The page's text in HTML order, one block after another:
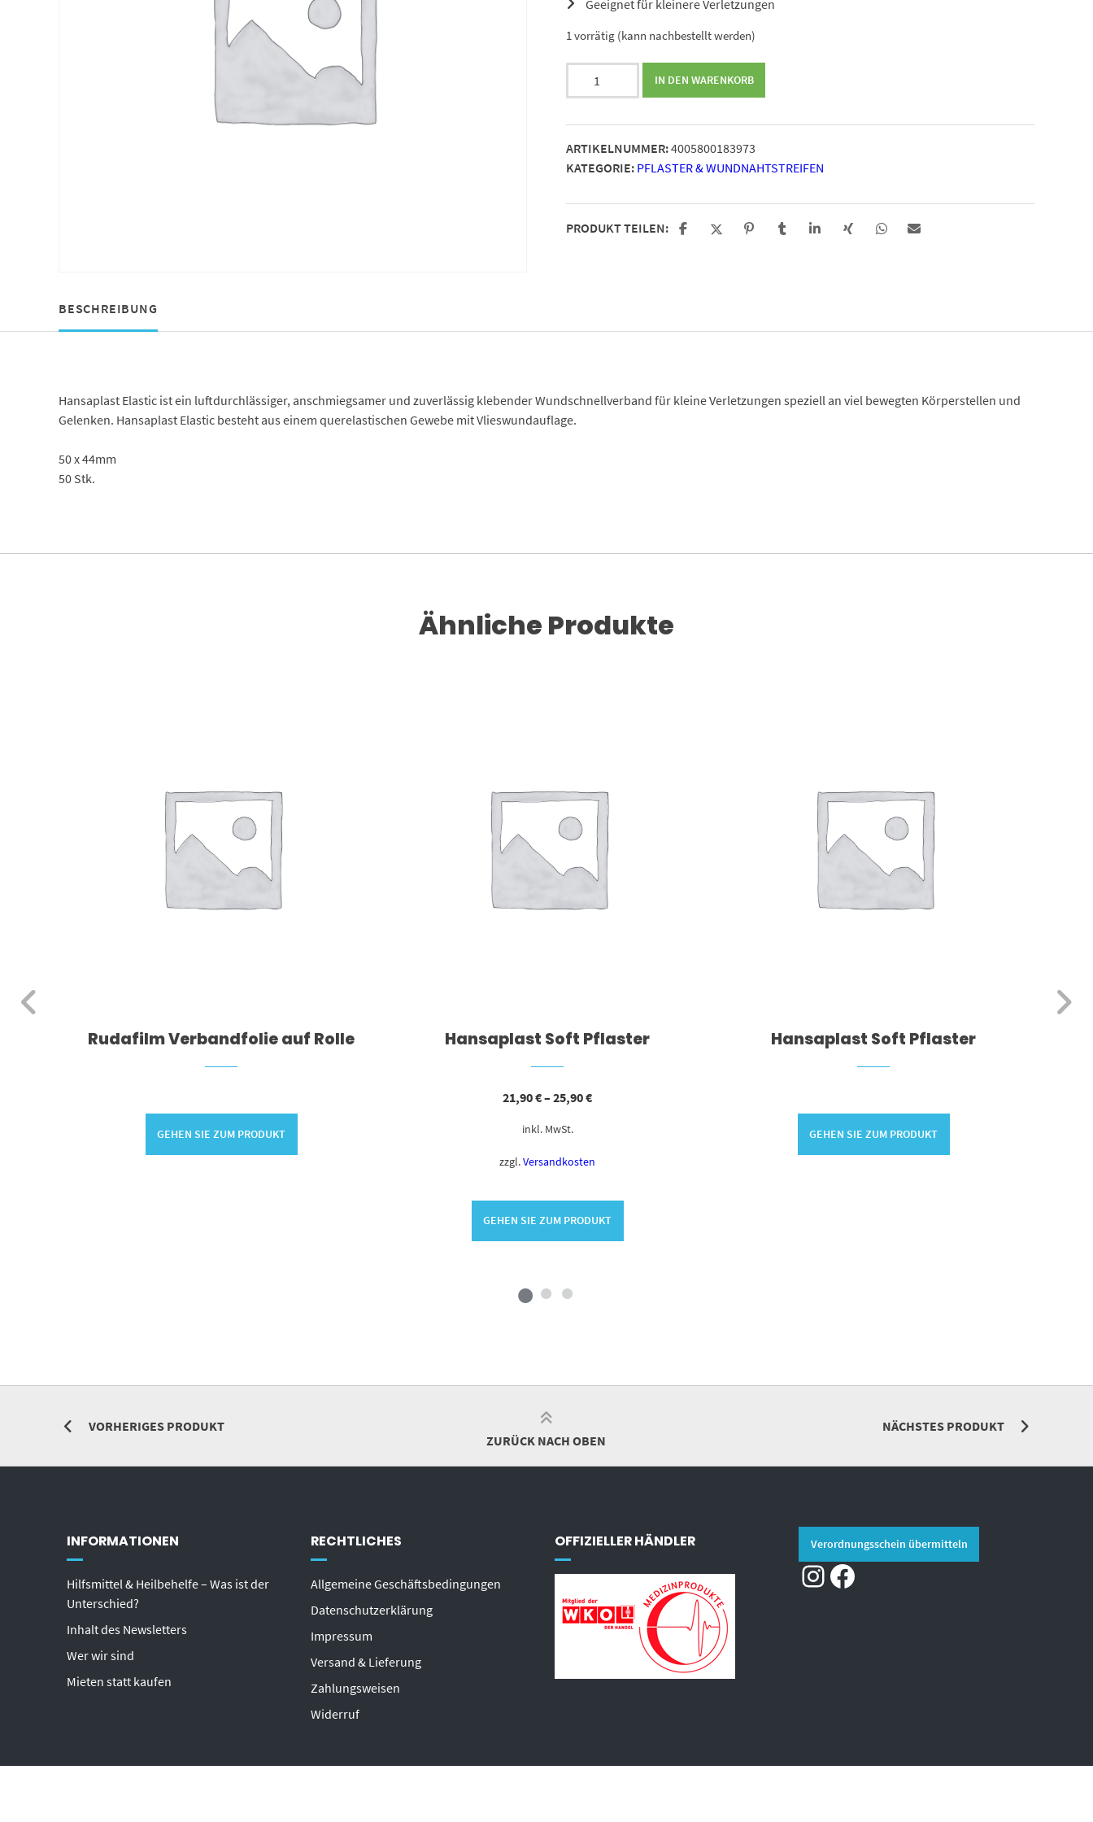
Geeignet für kleinere Verletzungen
1 vorrätig (kann nachbestellt werden)
Elastic
Menge
IN DEN WARENKORB
ARTIKELNUMMER:4005800183973
KATEGORIE: PFLASTER & WUNDNAHTSTREIFEN
PRODUKT TEILEN:
BESCHREIBUNG
Hansaplast Elastic ist ein luftdurchlässiger, anschmiegsamer und zuverlässig klebender Wundschnellverband für kleine Verletzungen speziell an viel bewegten Körperstellen und
Gelenken. Hansaplast Elastic besteht aus einem querelastischen Gewebe mit Vlieswundauflage.
50 x 44mm
50 Stk.
Ähnliche Produkte
Rudafilm Verbandfolie auf Rolle
GEHEN SIE ZUM PRODUKT
Hansaplast Soft Pflaster
21,90€–25,90€
inkl. MwSt.
zzgl.Versandkosten
GEHEN SIE ZUM PRODUKT
Hansaplast Soft Pflaster
GEHEN SIE ZUM PRODUKT
VORHERIGES PRODUKT
NÄCHSTES PRODUKT
ZURÜCK NACH OBEN
INFORMATIONEN
Hilfsmittel & Heilbehelfe – Was ist der
Unterschied?
Inhalt des Newsletters
Wer wir sind
Mieten statt kaufen
RECHTLICHES
Allgemeine Geschäftsbedingungen
Datenschutzerklärung
Impressum
Versand & Lieferung
Zahlungsweisen
Widerruf
OFFIZIELLER HÄNDLER Verordnungsschein übermitteln
InstagramFacebook